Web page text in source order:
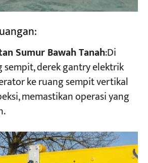
Sumur Bawah Tanah:Di
derek gantry elektrik
ke ruang sempit vertikal
memastikan operasi yang